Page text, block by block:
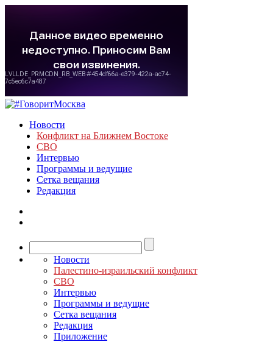
Новости
Конфликт на Ближнем Востоке
СВО
Интервью
Программы и ведущие
Сетка вещания
Редакция
Новости
Палестино-израильский конфликт
СВО
Интервью
Программы и ведущие
Сетка вещания
Редакция
Приложение